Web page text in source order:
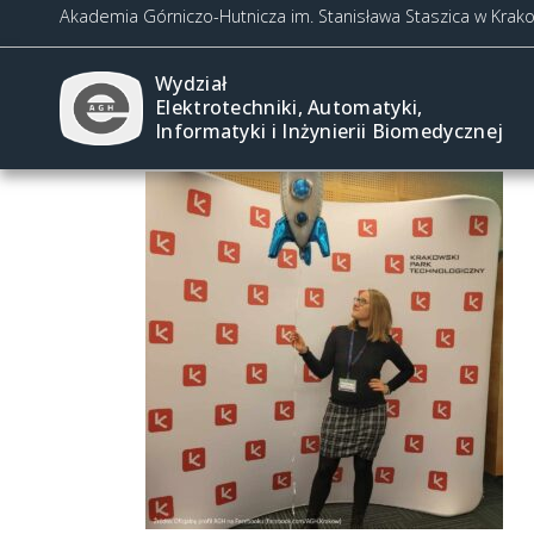
Akademia Górniczo-Hutnicza im. Stanisława Staszica w
Wydział
Elektrotechniki, Automatyki,
Informatyki i Inżynierii Biomedycznej